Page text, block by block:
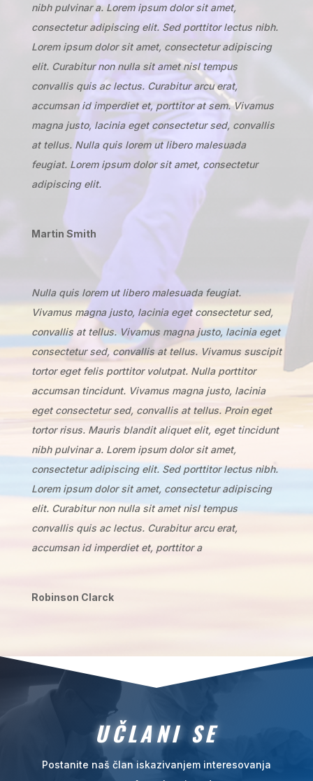
nibh pulvinar a. Lorem ipsum dolor sit amet,
consectetur adipiscing elit. Sed porttitor lectus nibh.
Lorem ipsum dolor sit amet, consectetur adipiscing
elit. Curabitur non nulla sit amet nisl tempus
convallis quis ac lectus. Curabitur arcu erat,
accumsan id imperdiet et, porttitor at sem. Vivamus
magna justo, lacinia eget consectetur sed, convallis
at tellus. Nulla quis lorem ut libero malesuada
feugiat. Lorem ipsum dolor sit amet, consectetur
adipiscing elit.
Martin Smith
Nulla quis lorem ut libero malesuada feugiat.
Vivamus magna justo, lacinia eget consectetur sed,
convallis at tellus. Vivamus magna justo, lacinia eget
consectetur sed, convallis at tellus. Vivamus suscipit
tortor eget felis porttitor volutpat. Nulla porttitor
accumsan tincidunt. Vivamus magna justo, lacinia
eget consectetur sed, convallis at tellus. Proin eget
tortor risus. Mauris blandit aliquet elit, eget tincidunt
nibh pulvinar a. Lorem ipsum dolor sit amet,
consectetur adipiscing elit. Sed porttitor lectus nibh.
Lorem ipsum dolor sit amet, consectetur adipiscing
elit. Curabitur non nulla sit amet nisl tempus
convallis quis ac lectus. Curabitur arcu erat,
accumsan id imperdiet et, porttitor a
Robinson Clarck
UČLANI SE
Postanite naš član iskazivanjem interesovanja